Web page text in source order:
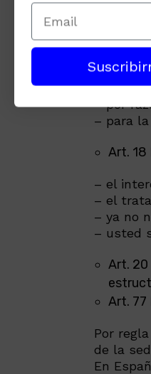
Art.
sea
– para
– para
– por
– para
Art. 18
– el
– el
– ya no
– usted
Art. 20
Art. 77
Por
de la
En